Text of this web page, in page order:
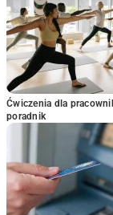
Ćwiczenia dla
poradnik